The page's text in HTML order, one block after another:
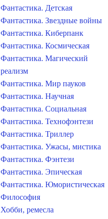
Фантастика. Детская
Фантастика. Звездные войны
Фантастика. Киберпанк
Фантастика. Космическая
Фантастика. Магический
реализм
Фантастика. Мир пауков
Фантастика. Научная
Фантастика. Социальная
Фантастика. Технофэнтези
Фантастика. Триллер
Фантастика. Ужасы, мистика
Фантастика. Фэнтези
Фантастика. Эпическая
Фантастика. Юмористическая
Философия
Хобби, ремесла